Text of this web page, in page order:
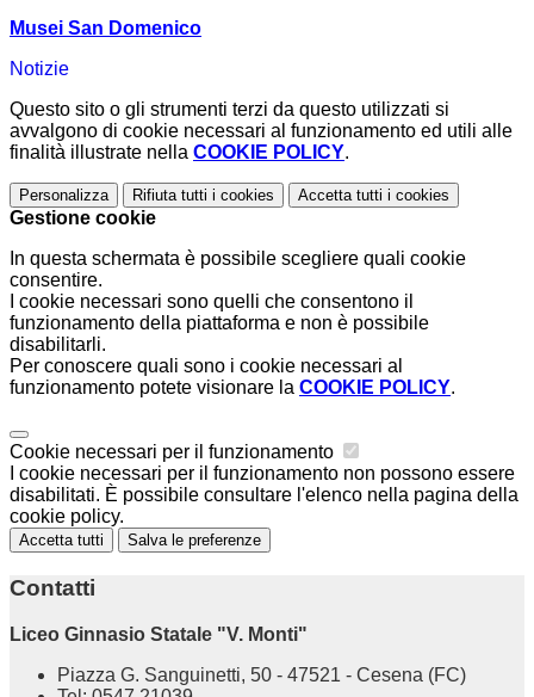
Musei San Domenico
Notizie
Questo sito o gli strumenti terzi da questo utilizzati si
avvalgono di cookie necessari al funzionamento ed utili alle
finalità illustrate nella COOKIE POLICY.
Personalizza Rifiuta tutti i cookies Accetta tutti i cookies
Gestione cookie
In questa schermata è possibile scegliere quali cookie
consentire.
I cookie necessari sono quelli che consentono il
funzionamento della piattaforma e non è possibile
disabilitarli.
Per conoscere quali sono i cookie necessari al
funzionamento potete visionare la COOKIE POLICY.
Cookie necessari per il funzionamento
I cookie necessari per il funzionamento non possono essere
disabilitati. È possibile consultare l'elenco nella pagina della
cookie policy.
Accetta tutti Salva le preferenze
Contatti
Liceo Ginnasio Statale "V. Monti"
Piazza G. Sanguinetti, 50 - 47521 - Cesena (FC)